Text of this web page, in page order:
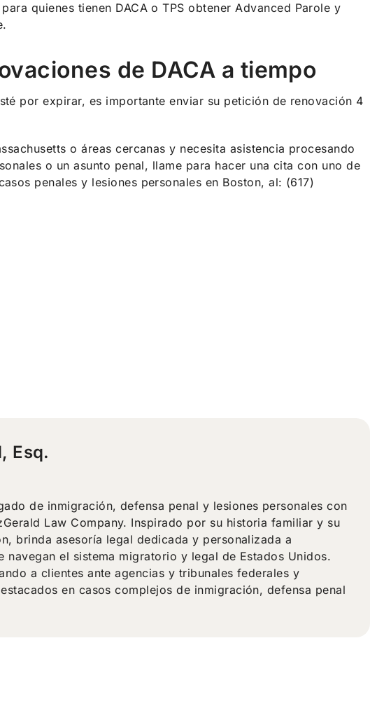
quienes tienen DACA o TPS obtener Advanced Parole y
de DACA a tiempo
por expirar, es importante enviar su petición de renovación 4
o áreas cercanas y necesita asistencia procesando
o un asunto penal, llame para hacer una cita con uno de
penales y lesiones personales en Boston, al: (617)
Esq.
de inmigración, defensa penal y lesiones personales con
Law Company. Inspirado por su historia familiar y su
brinda asesoría legal dedicada y personalizada a
navegan el sistema migratorio y legal de Estados Unidos.
a clientes ante agencias y tribunales federales y
en casos complejos de inmigración, defensa penal